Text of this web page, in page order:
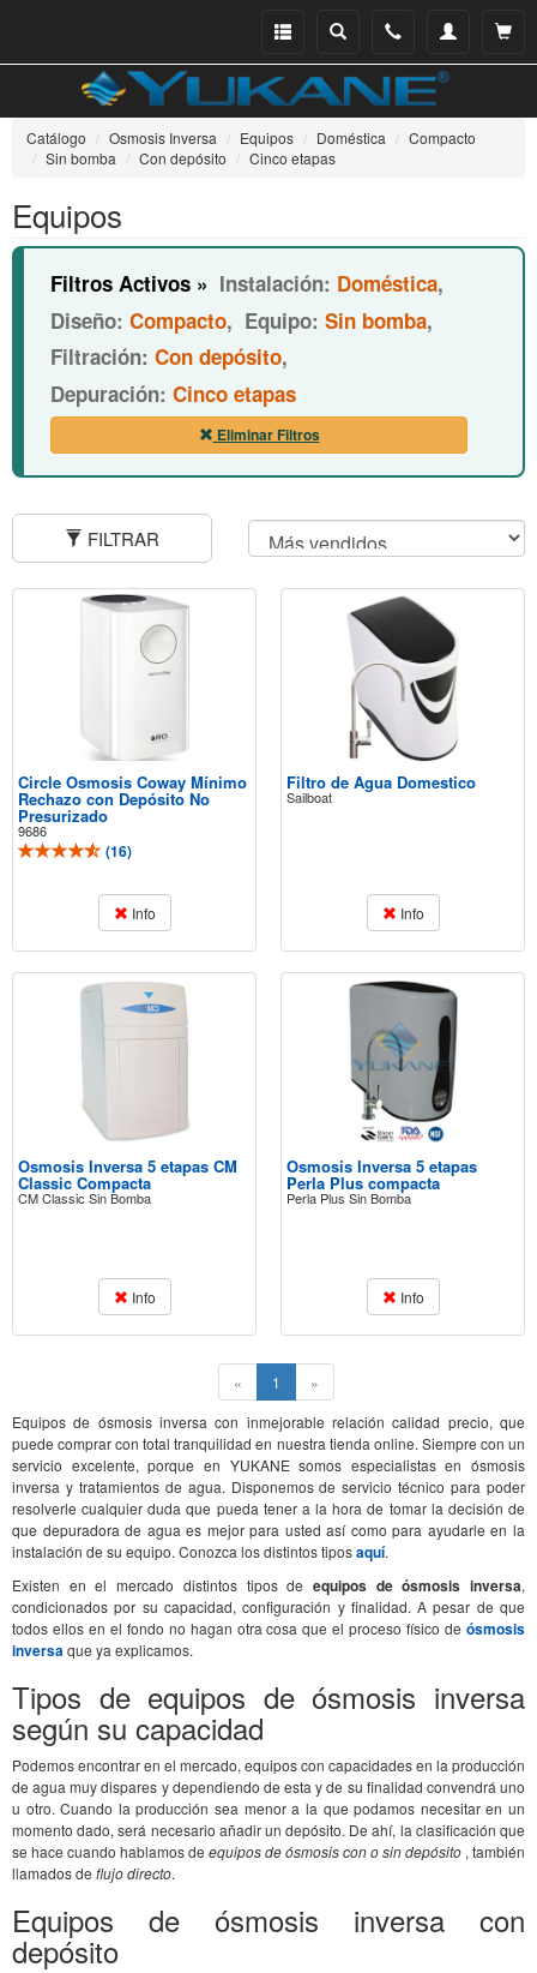
Ver
Mi
Teléfono
Buscar
Menu
Catálogo Osmosis Inversa Equipos Doméstica
Compacto
Sin bomba
Con depósito Cinco etapas
Equipos
Filtros Activos » Instalación: Doméstica,
Diseño: Compacto, Equipo: Sin bomba,
Filtración: Con depósito,
Depuración: Cinco etapas
Eliminar Filtros
FILTRAR
Circle Osmosis Coway Mínimo
Rechazo con Depósito No
Presurizado
9686
(16)
Info
Filtro de Agua Domestico
Sailboat
Info
Osmosis Inversa 5 etapas CM
Classic Compacta
CM Classic Sin Bomba
Info
Osmosis Inversa 5 etapas
Perla Plus compacta
Perla Plus Sin Bomba
Info
« 1 (current)
»
Equipos de ósmosis inversa con inmejorable relación calidad precio, que
puede comprar con total tranquilidad en nuestra tienda online. Siempre con un
servicio excelente, porque en YUKANE somos especialistas en ósmosis
inversa y tratamientos de agua. Disponemos de servicio técnico para poder
resolverle cualquier duda que pueda tener a la hora de tomar la decisión de
que depuradora de agua es mejor para usted así como para ayudarle en la
instalación de su equipo. Conozca los distintos tiposaquí.
Existen en el mercado distintos tipos de equipos de ósmosis inversa,
condicionados por su capacidad, configuración y finalidad. A pesar de que
todos ellos en el fondo no hagan otra cosa que el proceso físico de ósmosis
inversaque ya explicamos.
Tipos de equipos de ósmosis inversa
según su capacidad
Podemos encontrar en el mercado, equipos con capacidades en la producción
de agua muy dispares y dependiendo de esta y de su finalidad convendrá uno
u otro. Cuando la producción sea menor a la que podamos necesitar en un
momento dado, será necesario añadir un depósito. De ahí, la clasificación que
se hace cuando hablamos de equipos de ósmosis con o sin depósito , también
llamados de flujo directo.
Equipos de ósmosis inversa con
depósito